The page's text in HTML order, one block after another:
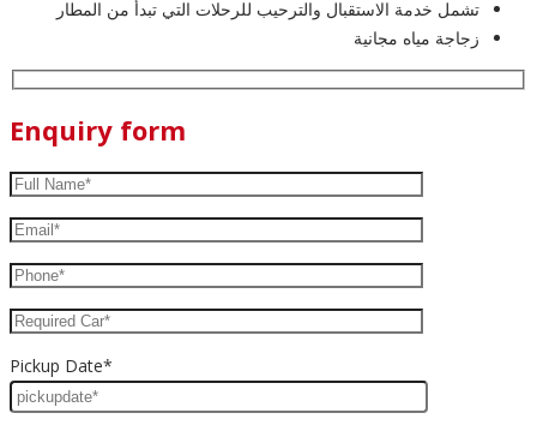
تشمل خدمة الاستقبال والترحيب للرحلات التي تبدأ من المطار
زجاجة مياه مجانية
Enquiry form
Pickup Date*